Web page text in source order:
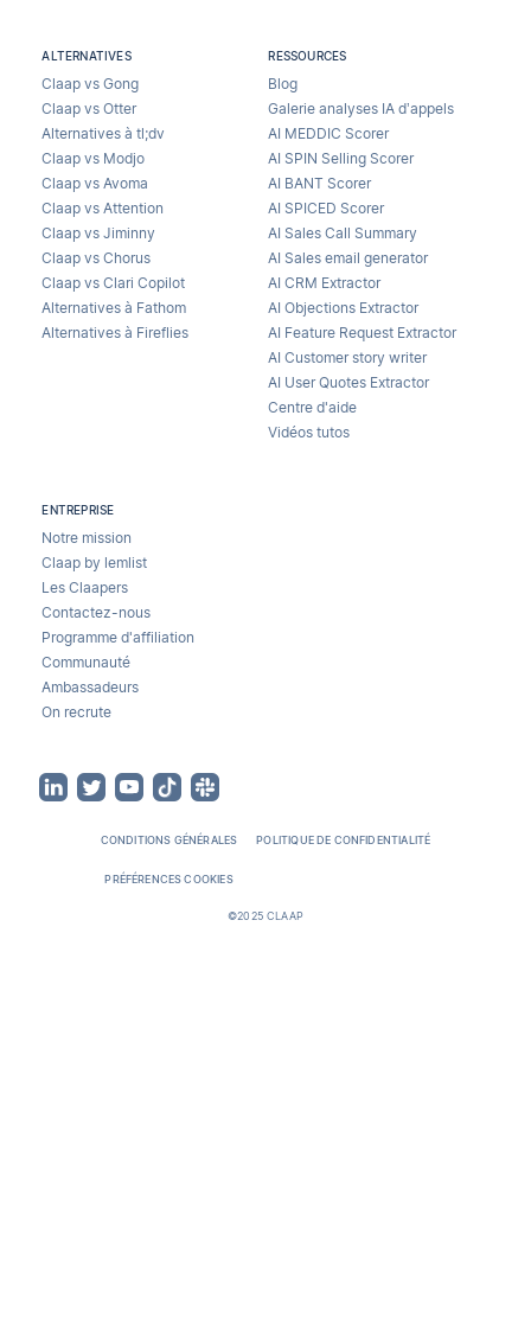
ALTERNATIVES
Claap vs Gong
Claap vs Otter
Alternatives à tl;dv
Claap vs Modjo
Claap vs Avoma
Claap vs Attention
Claap vs Jiminny
Claap vs Chorus
Claap vs Clari Copilot
Alternatives à Fathom
Alternatives à Fireflies
RESSOURCES
Blog
Galerie analyses IA d’appels
AI MEDDIC Scorer
AI SPIN Selling Scorer
AI BANT Scorer
AI SPICED Scorer
AI Sales Call Summary
AI Sales email generator
AI CRM Extractor
AI Objections Extractor
AI Feature Request Extractor
AI Customer story writer
AI User Quotes Extractor
Centre d'aide
Vidéos tutos
ENTREPRISE
Notre mission
Claap by lemlist
Les Claapers
Contactez-nous
Programme d'affiliation
Communauté
Ambassadeurs
On recrute
CONDITIONS GÉNÉRALES POLITIQUE DE CONFIDENTIALITÉ
PRÉFÉRENCES COOKIES
©2025 CLAAP